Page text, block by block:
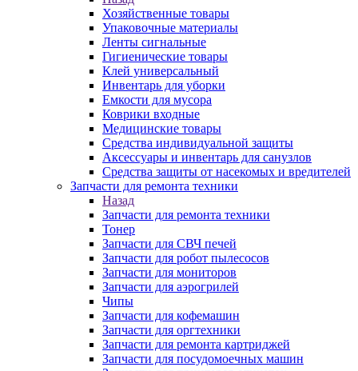
Хозяйственные товары
Упаковочные материалы
Ленты сигнальные
Гигиенические товары
Клей универсальный
Инвентарь для уборки
Емкости для мусора
Коврики входные
Медицинские товары
Средства индивидуальной защиты
Аксессуары и инвентарь для санузлов
Средства защиты от насекомых и вредителей
Запчасти для ремонта техники
Назад
Запчасти для ремонта техники
Тонер
Запчасти для СВЧ печей
Запчасти для робот пылесосов
Запчасти для мониторов
Запчасти для аэрогрилей
Чипы
Запчасти для кофемашин
Запчасти для оргтехники
Запчасти для ремонта картриджей
Запчасти для посудомоечных машин